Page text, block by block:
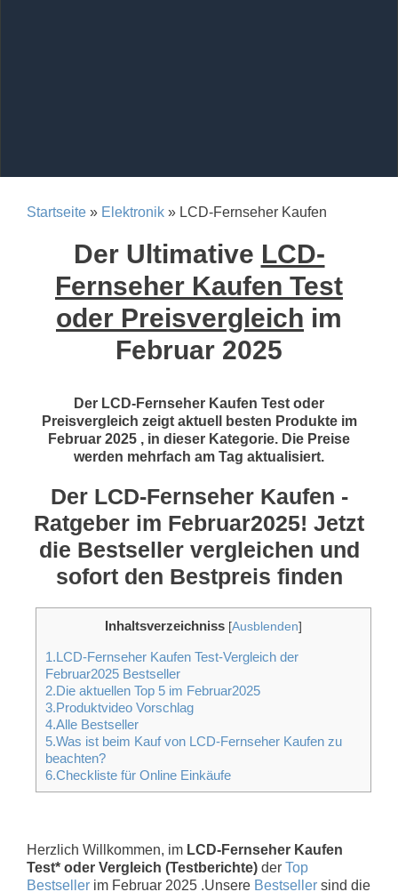
Startseite » Elektronik » LCD-Fernseher Kaufen
Der Ultimative LCD-
Fernseher Kaufen Test
oder Preisvergleich im
Februar 2025
Der LCD-Fernseher Kaufen Test oder
Preisvergleich zeigt aktuell besten Produkte im
Februar 2025 , in dieser Kategorie. Die Preise
werden mehrfach am Tag aktualisiert.
Der LCD-Fernseher Kaufen -
Ratgeber im Februar2025! Jetzt
die Bestseller vergleichen und
sofort den Bestpreis finden
Inhaltsverzeichniss [Ausblenden]
1.LCD-Fernseher Kaufen Test-Vergleich der
Februar2025 Bestseller
2.Die aktuellen Top 5 im Februar2025
3.Produktvideo Vorschlag
4.Alle Bestseller
5.Was ist beim Kauf von LCD-Fernseher Kaufen zu
beachten?
6.Checkliste für Online Einkäufe
Herzlich Willkommen, im LCD-Fernseher Kaufen
Test* oder Vergleich (Testberichte) der Top
Bestseller im Februar 2025 .Unsere Bestseller sind die